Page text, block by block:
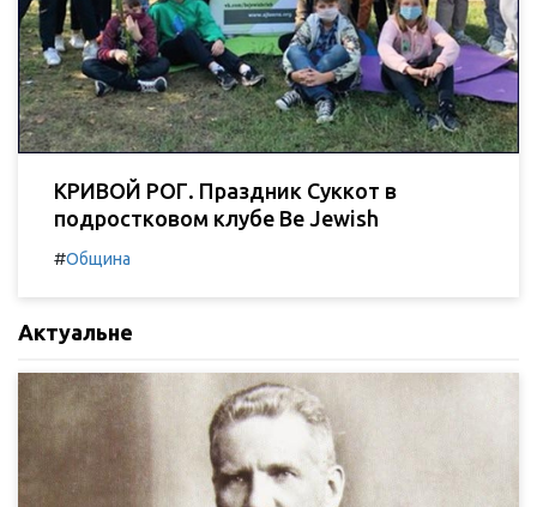
КРИВОЙ РОГ. Праздник Суккот в
подростковом клубе Be Jewish
#Община
Актуальне